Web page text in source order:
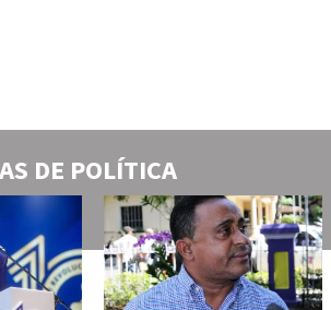
DE POLÍTICA